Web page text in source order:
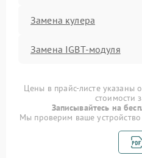
Замена кулера
Замена IGBT-модуля
Цены в прайс-листе указаны
стоимости
Записывайтесь на
Мы проверим ваше